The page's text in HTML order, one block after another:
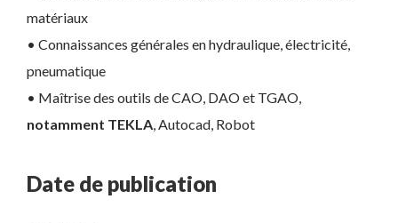
matériaux
• Connaissances générales en hydraulique, électricité,
pneumatique
• Maîtrise des outils de CAO, DAO et TGAO,
notamment TEKLA, Autocad, Robot
Date de publication